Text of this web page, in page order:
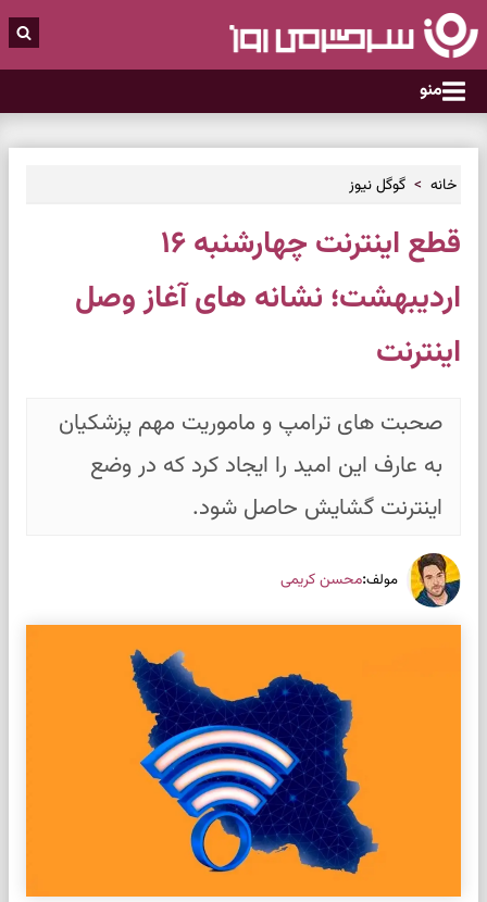
منو
خانه گوگل نیوز
قطع اینترنت چهارشنبه ۱۶
اردیبهشت؛ نشانه های آغاز وصل
اینترنت
صحبت های ترامپ و ماموریت مهم پزشکیان
به عارف این امید را ایجاد کرد که در وضع
اینترنت گشایش حاصل شود.
مولف:محسن کریمی